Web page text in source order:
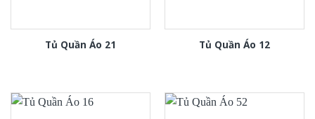
Tủ Quần Áo 21 Tủ Quần Áo 12